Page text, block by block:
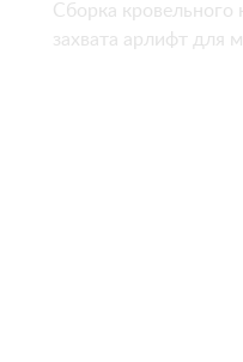
Сборка кровельного
захвата арлифт для